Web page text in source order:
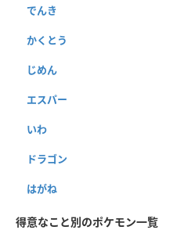
でんき
かくとう
じめん
エスパー
いわ
ドラゴン
はがね
得意なこと別のポケモン一覧